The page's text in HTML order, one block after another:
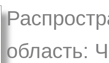
область: